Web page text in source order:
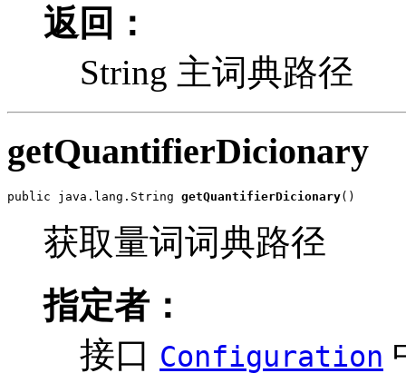
返回：
String 主词典路径
getQuantifierDicionary
public java.lang.String getQuantifierDicionary()
获取量词词典路径
指定者：
接口 Configuration